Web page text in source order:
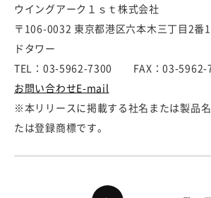
ウイングアーク１ｓｔ株式会社
〒106-0032 東京都港区六本木三丁目2
ドタワー
TEL：03-5962-7300 FAX：03-5962-
お問い合わせE-mail
※本リリースに掲載する社名または製品
たは登録商標です。